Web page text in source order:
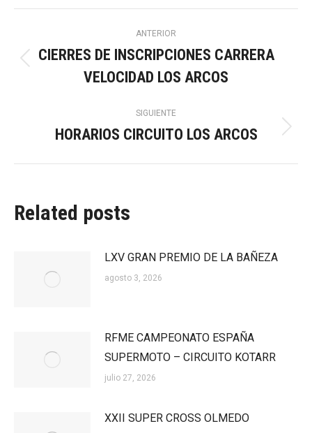
Navegación
entre
publicaciones
ANTERIOR
anterior:
CIERRES DE INSCRIPCIONES CARRERA
VELOCIDAD LOS ARCOS
SIGUIENTE
Publicación
HORARIOS CIRCUITO LOS ARCOS
Related posts
LXV GRAN PREMIO DE LA BAÑEZA
agosto 3, 2026
RFME CAMPEONATO ESPAÑA
SUPERMOTO – CIRCUITO KOTARR
julio 27, 2026
XXII SUPER CROSS OLMEDO